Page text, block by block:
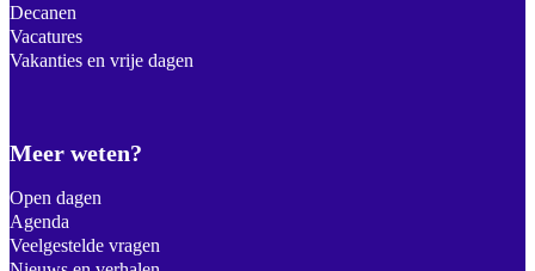
Decanen
Vacatures
Vakanties en vrije dagen
Meer weten?
Open dagen
Agenda
Veelgestelde vragen